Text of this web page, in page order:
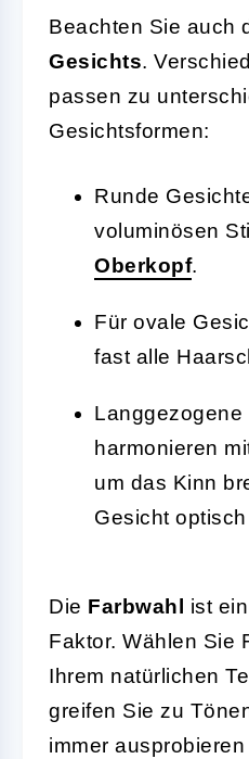
Beachten Sie auch
Gesichts.
passen zu
Gesichtsformen:
Runde
voluminösen
Oberkopf.
Für ovale
fast alle
Langgezogene
harmonieren
um das Kinn
Gesicht
Die Farbwahl
ist
Faktor. Wählen Sie
Ihrem natürlichen
greifen Sie zu
immer